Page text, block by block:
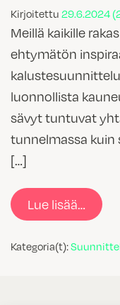
Kirjoitettu 29.6.2024
Meillä kaikille
ehtymätön
luonnollista
sävyt tuntuvat
tunnelmassa kuin
[…]
Lue lisää…
Kategoria(t):